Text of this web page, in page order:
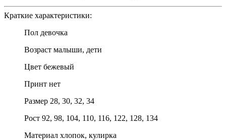
Краткие характеристики:
Пол девочка
Возраст малыши, дети
Цвет бежевый
Принт нет
Размер 28, 30, 32, 34
Рост 92, 98, 104, 110, 116, 122, 128, 134
Материал хлопок, кулирка